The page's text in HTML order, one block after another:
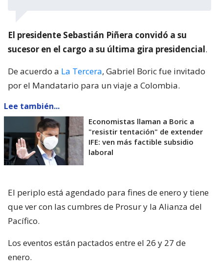
El presidente Sebastián Piñera convidó a su
sucesor en el cargo a su última gira presidencial.
De acuerdo a La Tercera, Gabriel Boric fue invitado
por el Mandatario para un viaje a Colombia.
Lee también...
Economistas llaman a Boric a
"resistir tentación" de extender
IFE: ven más factible subsidio
laboral
El periplo está agendado para fines de enero y tiene
que ver con las cumbres de Prosur y la Alianza del
Pacífico.
Los eventos están pactados entre el 26 y 27 de
enero.